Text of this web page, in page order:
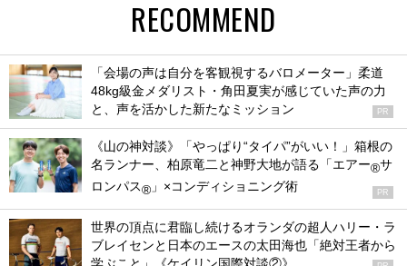
RECOMMEND
「会場の声は自分を客観視するバロメーター」柔道
48kg級金メダリスト・角田夏実が感じていた声の力
と、声を活かした新たなミッション
PR
《山の神対談》「やっぱり“タイパ”がいい！」箱根の
名ランナー、柏原竜二と神野大地が語る「エアー®サ
ロンパス® 」×コンディショニング術 PR
世界の頂点に君臨し続けるオランダの超人ハリー・ラ
ブレイセンと日本のエースの太田海也「絶対王者から